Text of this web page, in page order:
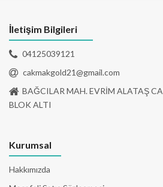
İletişim Bilgileri
04125039121
cakmakgold21@gmail.com
BAĞCILAR MAH. EVRİM ALATAŞ
BLOK ALTI
Kurumsal
Hakkımızda